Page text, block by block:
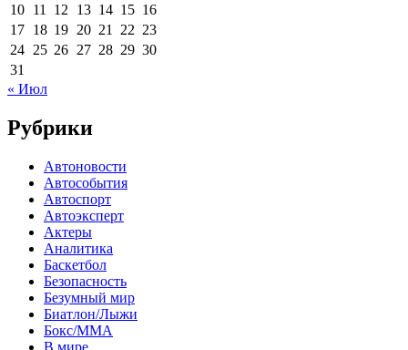
10 11 12 13 14 15 16
17 18 19 20 21 22 23
24 25 26 27 28 29 30
31
« Июл
Рубрики
Автоновости
Автособытия
Автоспорт
Автоэксперт
Актеры
Аналитика
Баскетбол
Безопасность
Безумный мир
Биатлон/Лыжи
Бокс/MMA
В мире